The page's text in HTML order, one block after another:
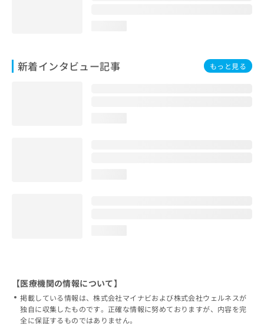
新着インタビュー記事 もっと見る
【医療機関の情報について】
掲載している情報は、株式会社マイナビおよび株式会社ウェルネスが
独自に収集したものです。正確な情報に努めておりますが、内容を完
全に保証するものではありません。